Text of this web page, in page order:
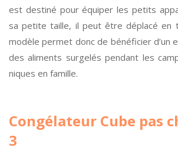
est destiné pour équiper les petits
sa petite taille, il peut être déplacé en
modèle permet donc de bénéficier d’un
des aliments surgelés pendant les
niques en famille.
Congélateur Cube pas
3